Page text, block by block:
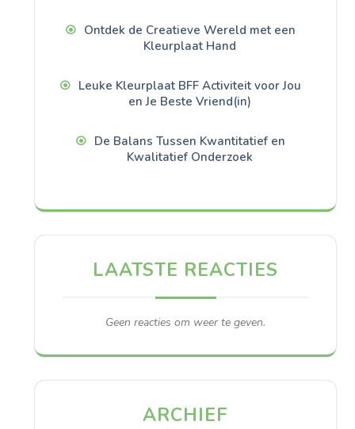
Ontdek de Creatieve Wereld met een
Kleurplaat Hand
Leuke Kleurplaat BFF Activiteit voor Jou
en Je Beste Vriend(in)
De Balans Tussen Kwantitatief en
Kwalitatief Onderzoek
LAATSTE REACTIES
Geen reacties om weer te geven.
ARCHIEF